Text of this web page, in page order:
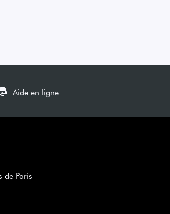
Aide en ligne
de Paris